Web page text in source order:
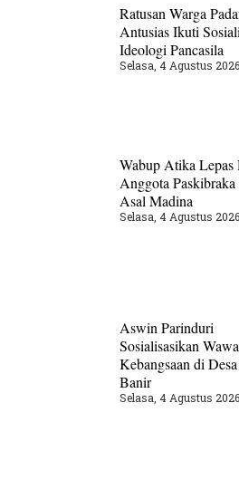
Ratusan Warga
Antusias Ikuti
Ideologi Pancasila
Selasa, 4 Agustus 2026
Wabup Atika Lepas
Anggota
Asal Madina
Selasa, 4 Agustus 2026
Aswin Parinduri
Sosialisasikan
Kebangsaan di
Banir
Selasa, 4 Agustus 2026